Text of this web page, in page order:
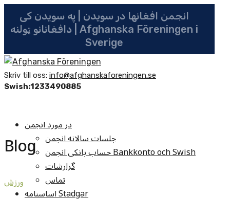
انجمن افغانها در سویدن | په سویدن کی
دافغانانو ټولنه | Afghanska Föreningen i
Sverige
Skriv till oss: info@afghanskaforeningen.se
Swish:1233490885
در مورد انجمن
جلسات سالانه انجمن
حساب بانکی انجمن Bankkonto och Swish
گزارشات
تماس
اساسنامه Stadgar
Blog
ورزش